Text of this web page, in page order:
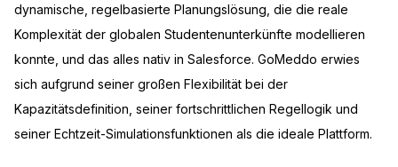
dynamische, regelbasierte Planungslösung, die die reale
Komplexität der globalen Studentenunterkünfte modellieren
konnte, und das alles nativ in Salesforce. GoMeddo erwies
sich aufgrund seiner großen Flexibilität bei der
Kapazitätsdefinition, seiner fortschrittlichen Regellogik und
seiner Echtzeit-Simulationsfunktionen als die ideale Plattform.